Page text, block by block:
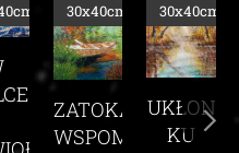
UKŁON
KU
30x40cm
WŚRÓD
30x40cm